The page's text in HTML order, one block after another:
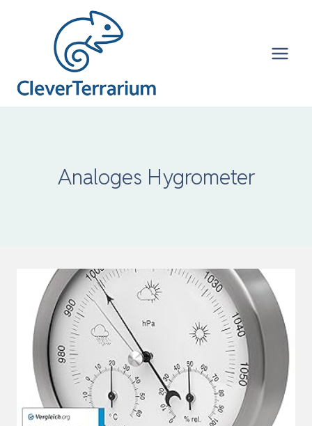
Analoges Hygrometer